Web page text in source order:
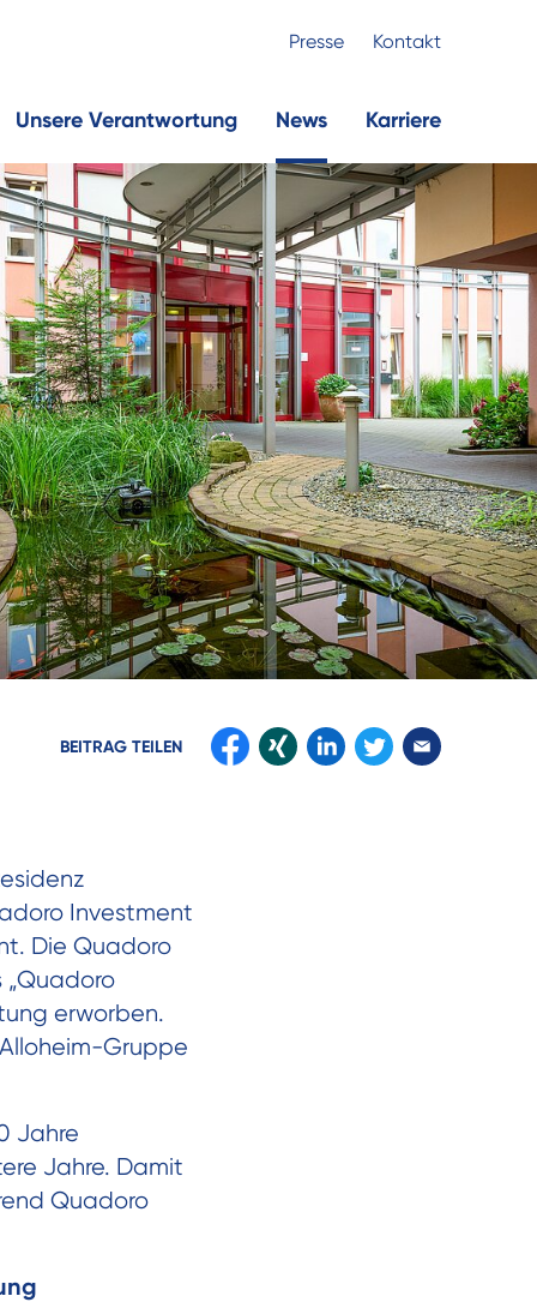
Presse Kontakt
Unsere Verantwortung News Karriere
BEITRAG TEILEN
Investment
Die Quadoro
erworben.
Gruppe
Jahre
Jahre. Damit
Quadoro